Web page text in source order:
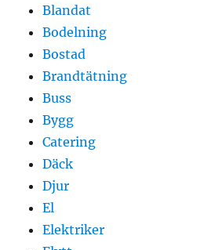
Blandat
Bodelning
Bostad
Brandtätning
Buss
Bygg
Catering
Däck
Djur
El
Elektriker